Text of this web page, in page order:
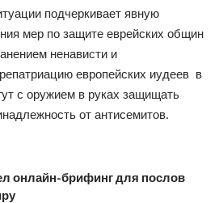
подчеркивает явную
мер по защите еврейских общин
ненависти и
европейских иудеев в
с оружием в руках защищать
от антисемитов.
онлайн-брифинг для послов